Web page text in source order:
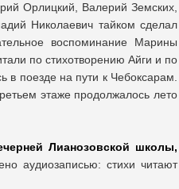
Орлицкий, Валерий Земских,
Николаевич тайком сделал
воспоминание Марины
по стихотворению Айги и по
в поезде на пути к Чебоксарам.
этаже продолжалось лето
Лианозовской школы,
аудиозаписью: стихи читают